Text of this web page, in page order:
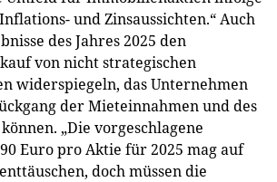
und Zinsaussichten.“ Auch
des Jahres 2025 den
von nicht strategischen
widerspiegeln, das Unternehmen
der Mieteinnahmen und des
„Die vorgeschlagene
Euro pro Aktie für 2025 mag auf
doch müssen die